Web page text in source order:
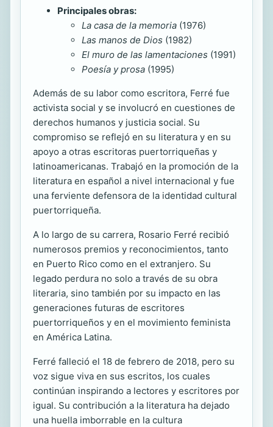
Principales obras:
La casa de la memoria (1976)
Las manos de Dios (1982)
El muro de las lamentaciones (1991)
Poesía y prosa (1995)
Además de su labor como escritora, Ferré fue
activista social y se involucró en cuestiones de
derechos humanos y justicia social. Su
compromiso se reflejó en su literatura y en su
apoyo a otras escritoras puertorriqueñas y
latinoamericanas. Trabajó en la promoción de la
literatura en español a nivel internacional y fue
una ferviente defensora de la identidad cultural
puertorriqueña.
A lo largo de su carrera, Rosario Ferré recibió
numerosos premios y reconocimientos, tanto
en Puerto Rico como en el extranjero. Su
legado perdura no solo a través de su obra
literaria, sino también por su impacto en las
generaciones futuras de escritores
puertorriqueños y en el movimiento feminista
en América Latina.
Ferré falleció el 18 de febrero de 2018, pero su
voz sigue viva en sus escritos, los cuales
continúan inspirando a lectores y escritores por
igual. Su contribución a la literatura ha dejado
una huella imborrable en la cultura